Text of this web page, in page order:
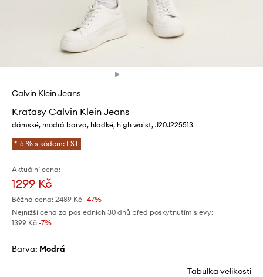
Calvin Klein Jeans
Kraťasy Calvin Klein Jeans
dámské, modrá barva, hladké, high waist, J20J225513
*-5 % s kódem: LST
Aktuální cena:
1299 Kč
Běžná cena: 2489 Kč -47%
Nejnižší cena za posledních 30 dnů před poskytnutím slevy:
1399 Kč -7%
Barva: modrá
Tabulka velikosti